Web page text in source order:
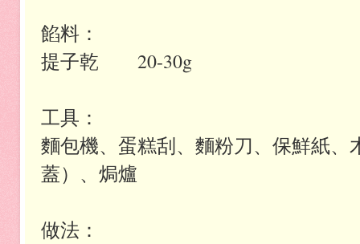
餡料：
提子乾 20-30g
工具：
麵包機、蛋糕刮、麵粉刀、保鮮紙、
蓋）、焗爐
做法：